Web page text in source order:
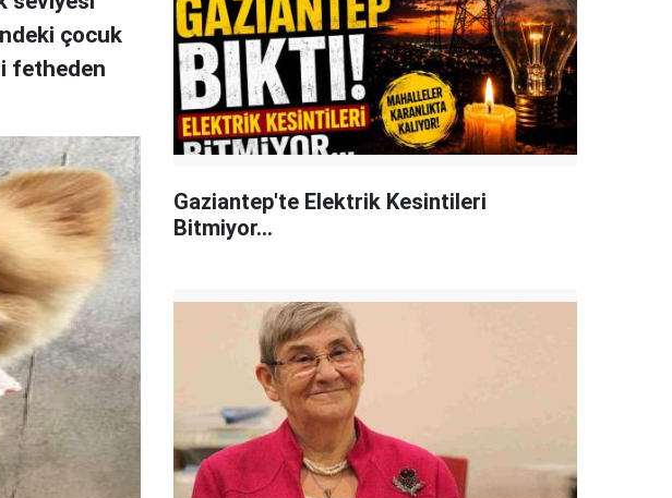
çocuk
fetheden
Gaziantep'te Elektrik Kesintileri
Bitmiyor...